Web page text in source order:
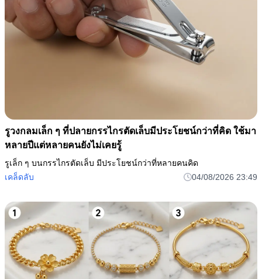
รูวงกลมเล็ก ๆ ที่ปลายกรรไกรตัดเล็บมีประโยชน์กว่าที่คิด ใช้มา
หลายปีแต่หลายคนยังไม่เคยรู้
รูเล็ก ๆ บนกรรไกรตัดเล็บ มีประโยชน์กว่าที่หลายคนคิด
เคล็ดลับ
04/08/2026 23:49